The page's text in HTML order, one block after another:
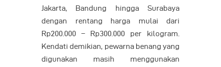
Jakarta, Bandung hingga Surabaya
dengan rentang harga mulai dari
Rp200.000 – Rp300.000 per kilogram.
Kendati demikian, pewarna benang yang
digunakan masih menggunakan